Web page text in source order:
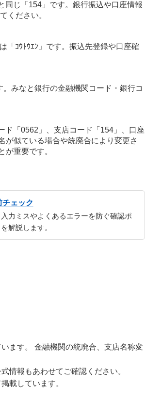
同じ「154」です。銀行振込や口座情報
ください。
「ｺｳﾄｳｴﾝ」です。振込先登録や口座確
みなと銀行の金融機関コード・銀行コ
ド「0562」、支店コード「154」、口座
が似ている場合や統廃合により変更さ
が重要です。
チェック
入力ミスやよくあるエラーを防ぐ確認ポ
解説します。
ます。 金融機関の統廃合、支店名称変
情報もあわせてご確認ください。
載しています。